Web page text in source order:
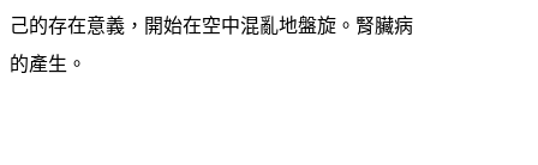
己的存在意義，開始在空中混亂地盤旋。腎臟病
的產生。